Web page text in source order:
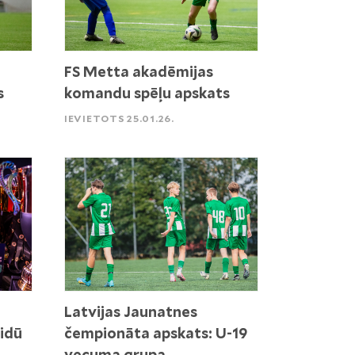
FS Metta akadēmijas
komandu spēļu apskats
IEVIETOTS 25.01.26.
Latvijas Jaunatnes
čempionāta apskats: U-19